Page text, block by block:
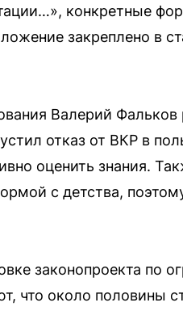
конкретные
закреплено в
Валерий Фальков
отказ от ВКР в
оценить знания.
с детства,
законопроекта по
что около половины